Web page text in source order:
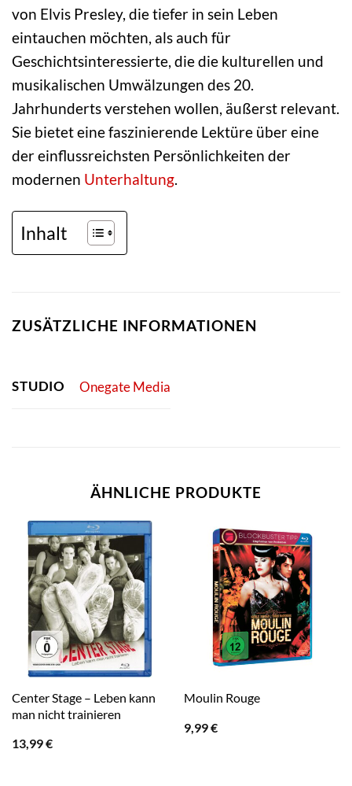
von Elvis Presley, die tiefer in sein Leben
eintauchen möchten, als auch für
Geschichtsinteressierte, die die kulturellen und
musikalischen Umwälzungen des 20.
Jahrhunderts verstehen wollen, äußerst relevant.
Sie bietet eine faszinierende Lektüre über eine
der einflussreichsten Persönlichkeiten der
modernen Unterhaltung
Inhalt
ZUSÄTZLICHE INFORMATIONEN
STUDIO Onegate Media
ÄHNLICHE PRODUKTE
Center Stage – Leben kann
man nicht trainieren
13,99€
Moulin Rouge
9,99€